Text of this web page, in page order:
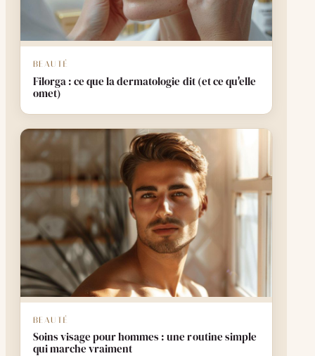
BEAUTÉ
Filorga : ce que la dermatologie dit (et ce qu'elle
omet)
BEAUTÉ
Soins visage pour hommes : une routine simple
qui marche vraiment